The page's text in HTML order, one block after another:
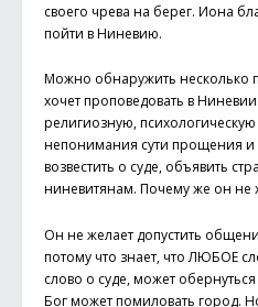
своего чрева на берег. Иона
пойти в Ниневию.
Можно обнаружить несколько
хочет проповедовать в
религиозную,
непонимания сути прощения
возвестить о суде, объявить
ниневитянам. Почему же он не
Он не желает допустить
потому что знает, что ЛЮБОЕ
слово о суде, может
Бог может помиловать город.